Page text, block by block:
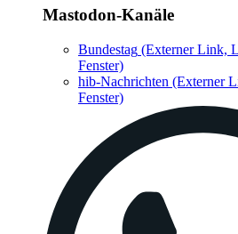
Mastodon-Kanäle
Bundestag (Externer Link,
Fenster)
hib-Nachrichten (Externer
Fenster)